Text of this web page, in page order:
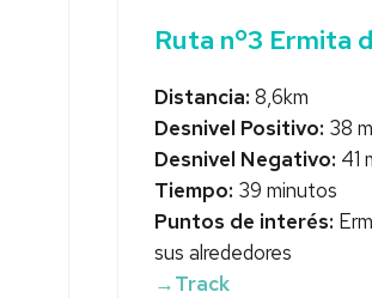
Ruta nº3 Ermita
Distancia: 8,6km
Desnivel Positivo: 38
Desnivel Negativo: 41
Tiempo: 39 minutos
Puntos de interés:
sus alrededores
→Track